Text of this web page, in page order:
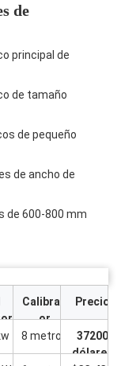
de
principal de
de tamaño
de pequeño
de ancho de
de 600-800 mm
Calibrad
or
Precio
8 metros
37200
dólares